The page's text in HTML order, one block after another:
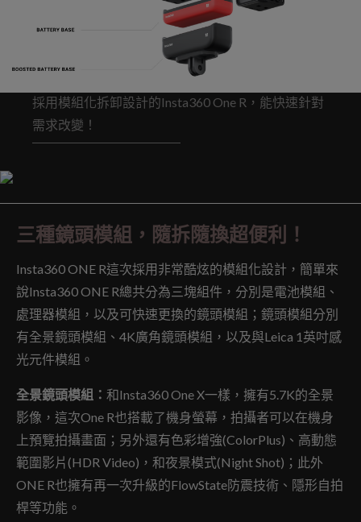
採用模組化拆卸設計的Insta360 One R，能快速針對
需求改變！
三種鏡頭模組，隨拆隨換超便利！
Insta360 ONE R這次採用非常酷炫的模組化設計，簡單來
說Insta360 ONE R總共分為三塊組件，分別是電池模組、
處理器模組，以及可快速更換的鏡頭模組；鏡頭模組分別
有全景鏡頭模組、4K廣角鏡頭模組，以及與Leica 1英吋感
光元件模組。
全景鏡頭模組： 和Insta360 One X一樣，擁有5.7K的全景
影像，這次One R也搭載了機身螢幕，拍攝者可以在機身
上預覽拍攝畫面；另外還有色彩增強(ColorPlus)、高動態
範圍影片(HDR Video)，和夜景模式(Night Shot)；此外
ONE R也擁有再一次升級的FlowState防震技術、隱形自拍
桿等功能。